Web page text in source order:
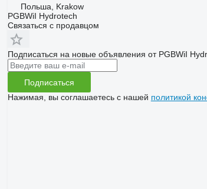
Польша, Krakow
PGBWiI Hydrotech
Связаться с продавцом
Подписаться на новые объявления от PGBWiI
Подписаться
Нажимая, вы соглашаетесь с нашей политикой